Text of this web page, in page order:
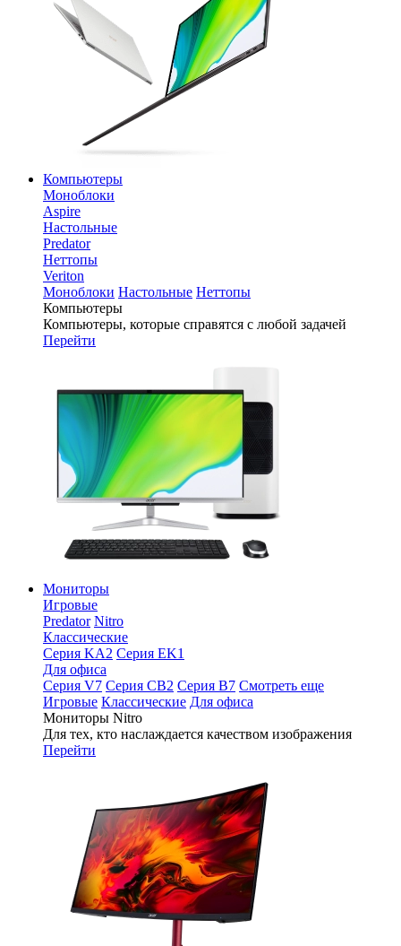
Компьютеры
Моноблоки
Aspire
Настольные
Predator
Неттопы
Veriton
Моноблоки Настольные Неттопы
Компьютеры
Компьютеры, которые справятся с любой задачей
Перейти
Мониторы
Игровые
Predator Nitro
Классические
Серия KA2 Серия EK1
Для офиса
Серия V7 Серия CB2 Серия B7 Смотреть еще
Игровые Классические Для офиса
Мониторы Nitro
Для тех, кто наслаждается качеством изображения
Перейти